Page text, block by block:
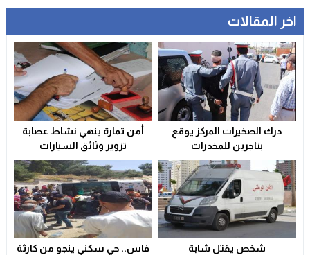
21:06 فيضانات قوية بإقليم آسفي عقب تساقطات رعدية غير مسبوقة
17:18 دراجات التوصيل بوجدة… خدمة ضرورية تتحول إلى خطر يومي
13:11 وجدة…وفاة ضابط أمن في حادث مأساوي بسبب تعرضه
23:29 تعزية
21:02 ولاية أمن وجدة تُقرب خدمات بطاقة التعريف الوطنية من
23:31 سوء التدبير و التسيير في القطاع الصحي المحلي يشعل
اخر المقالات
درك الصخيرات المركز يوقع
بتاجرين للمخدرات
أمن تمارة ينهي نشاط عصابة
تزوير وثائق السيارات
شخص يقتل شابة
فاس.. حي سكني ينجو من كارثة